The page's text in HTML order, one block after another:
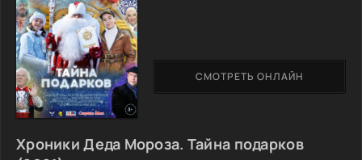
Хроники Деда Мороза. Тайна подарков
СМОТРЕТЬ ОНЛАЙН